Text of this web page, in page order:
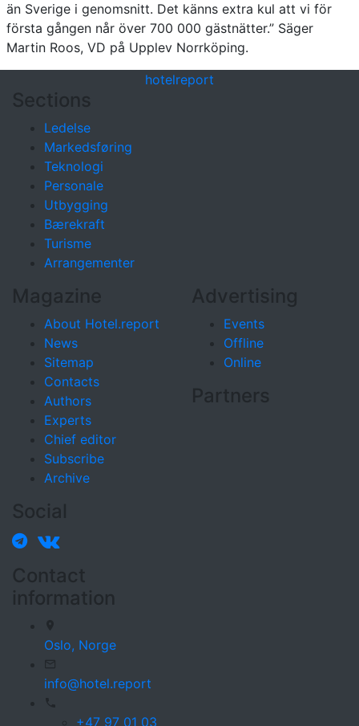
än Sverige i genomsnitt. Det känns extra kul att vi för
första gången når över 700 000 gästnätter.” Säger
Martin Roos, VD på Upplev Norrköping.
hotelreport
Sections
Ledelse
Markedsføring
Teknologi
Personale
Utbygging
Bærekraft
Turisme
Arrangementer
Magazine
About Hotel.report
News
Sitemap
Contacts
Authors
Experts
Chief editor
Subscribe
Archive
Advertising
Events
Offline
Online
Partners
Social
Contact
information
Oslo, Norge
info@hotel.report
+47 97 01 03